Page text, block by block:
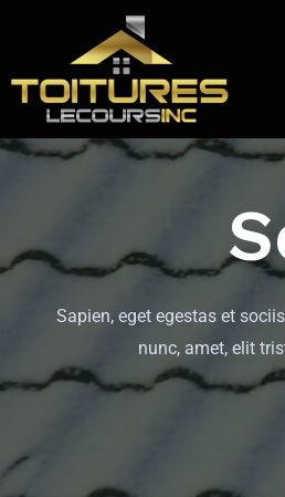
Sapien, eget egestas et
nunc, amet, elit